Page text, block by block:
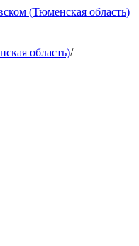
(Тюменская область)
область)/